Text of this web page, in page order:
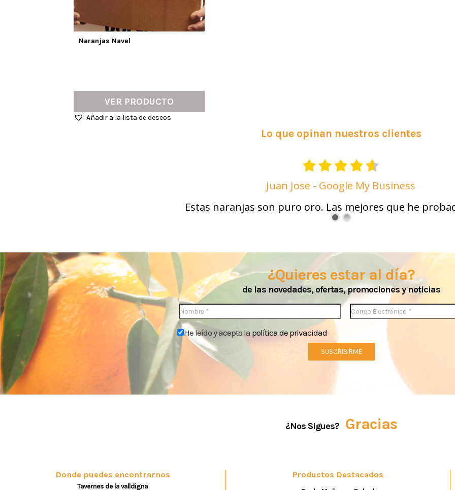
Naranjas Navel
VER PRODUCTO
Añadir a la lista de deseos
Lo que opinan nuestros clientes
Juan Jose - Google My Business
Estas naranjas son puro oro. Las mejores que he
¿Quieres estar al día?
de las novedades, ofertas, promociones y noticias
He leído y acepto la política de privacidad
¿Nos Sigues? Gracias
Donde puedes encontrarnos
Tavernes de la valldigna
Productos Destacados